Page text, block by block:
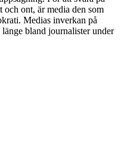
och ont, är media den som
Medias inverkan på
bland journalister under